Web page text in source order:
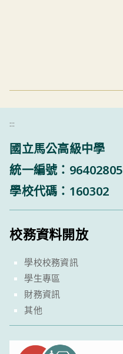
:::
國立馬公高級中學
統一編號：96402805
學校代碼：160302
校務資料開放
學校校務資訊
學生專區
財務資訊
其他